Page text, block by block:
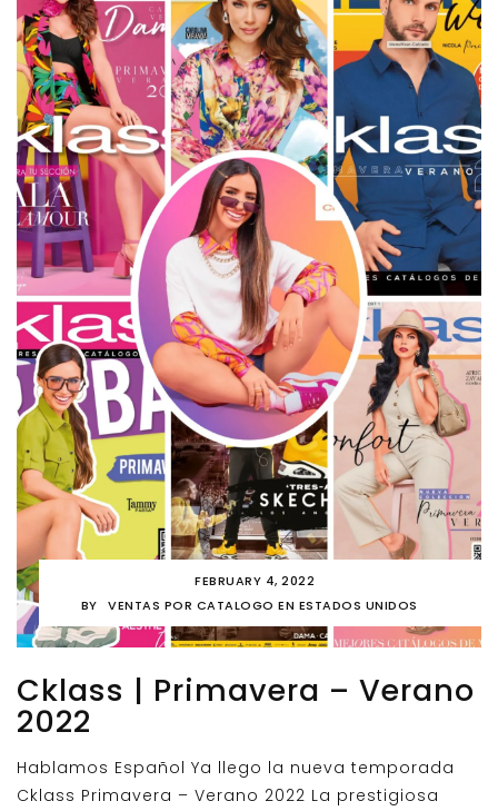
FEBRUARY 4, 2022
BY
VENTAS POR CATALOGO EN ESTADOS UNIDOS
Cklass | Primavera – Verano
2022
Hablamos Español Ya llego la nueva temporada
Cklass Primavera – Verano 2022 La prestigiosa